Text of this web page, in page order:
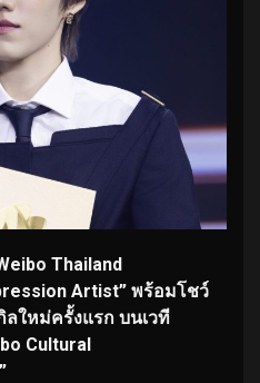
Thailand
Artist” พร้อมโชว์
ลใหม่ครั้งแรก บนเวที
Cultural